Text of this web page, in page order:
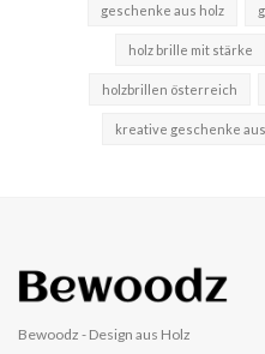
geschenke aus holz
holz brille mit stärke
holzbrillen österreich
kreative geschenke
Bewoodz - Design aus Holz